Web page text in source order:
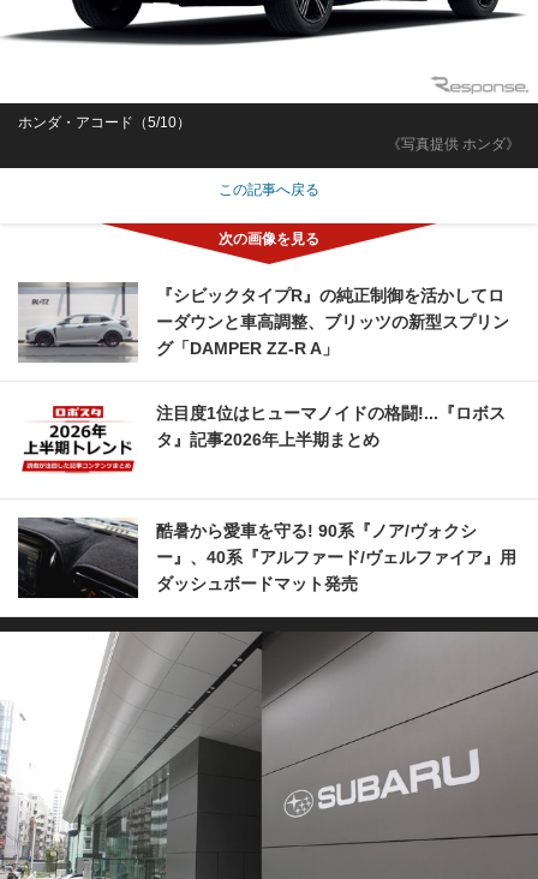
《写真提供 ホンダ》
ホンダ・アコード（5/10）
この記事へ戻る
『シビックタイプR』の純正制御を活かしてロ
ーダウンと車高調整、ブリッツの新型スプリン
グ「DAMPER ZZ-R A」
注目度1位はヒューマノイドの格闘!...『ロボス
タ』記事2026年上半期まとめ
酷暑から愛車を守る! 90系『ノア/ヴォクシ
ー』、40系『アルファード/ヴェルファイア』用
ダッシュボードマット発売